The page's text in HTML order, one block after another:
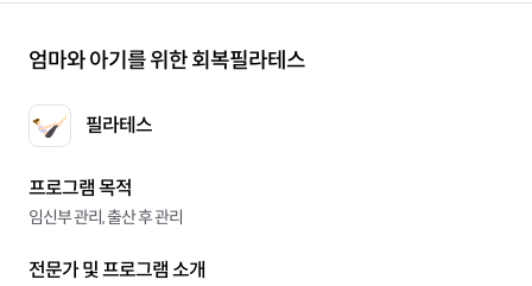
엄마와 아기를 위한 회복필라테스
필라테스
프로그램 목적
임신부 관리, 출산 후 관리
전문가 및 프로그램 소개